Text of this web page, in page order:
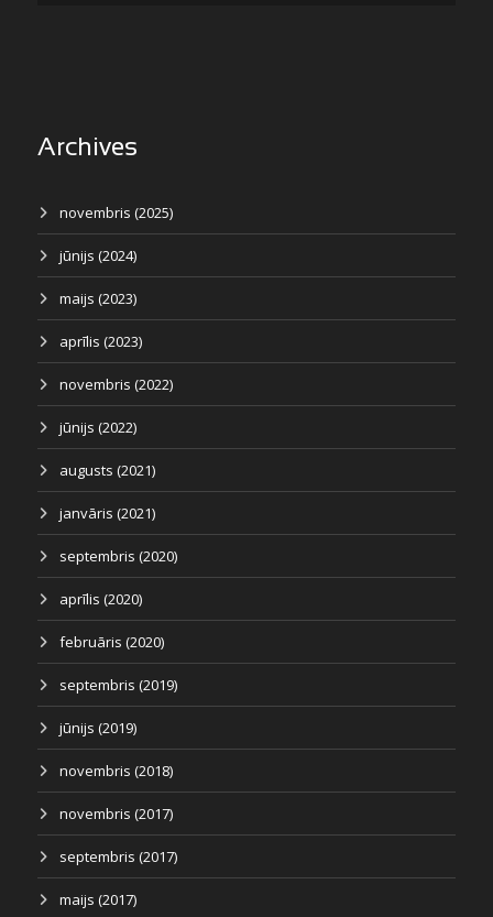
Archives
novembris (2025)
jūnijs (2024)
maijs (2023)
aprīlis (2023)
novembris (2022)
jūnijs (2022)
augusts (2021)
janvāris (2021)
septembris (2020)
aprīlis (2020)
februāris (2020)
septembris (2019)
jūnijs (2019)
novembris (2018)
novembris (2017)
septembris (2017)
maijs (2017)